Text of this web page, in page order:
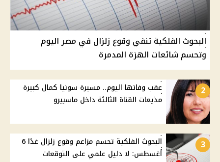
البحوث الفلكية تنفي وقوع زلزال في مصر اليوم
وتحسم شائعات الهزة المدمرة
2
عقب وفاتها اليوم.. مسيرة سونيا كمال كبيرة
مذيعات القناة الثالثة داخل ماسبيرو
3
البحوث الفلكية تحسم مزاعم وقوع زلزال غدًا 6
أغسطس: لا دليل علمي على التوقعات